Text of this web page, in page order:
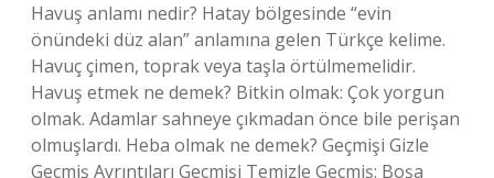
Havuş anlamı nedir? Hatay bölgesinde “evin
önündeki düz alan” anlamına gelen Türkçe kelime.
Havuç çimen, toprak veya taşla örtülmemelidir.
Havuş etmek ne demek? Bitkin olmak: Çok yorgun
olmak. Adamlar sahneye çıkmadan önce bile perişan
olmuşlardı. Heba olmak ne demek? Geçmişi Gizle
Geçmiş Ayrıntıları Geçmişi Temizle Geçmiş: Boşa